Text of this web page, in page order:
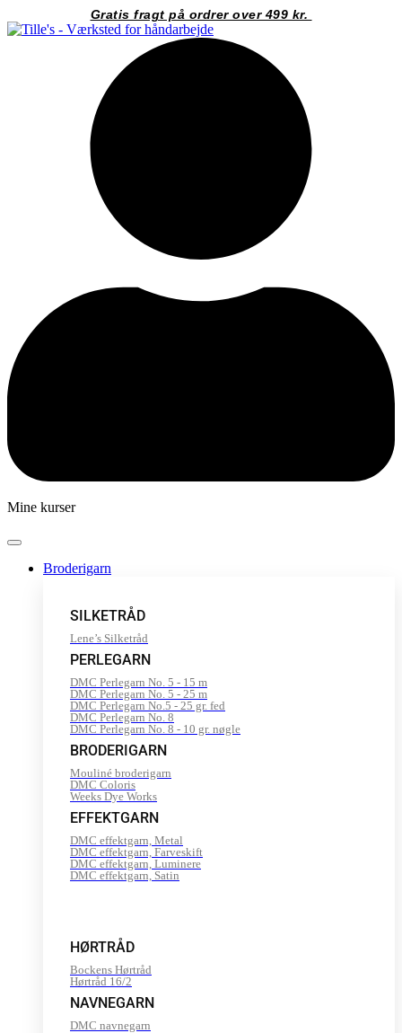
til
Gratis fragt på ordrer over 499 kr.
Mine kurser
Broderigarn
SILKETRÅD
Lene’s Silketråd
PERLEGARN
DMC Perlegarn No. 5 - 15 m
DMC Perlegarn No. 5 - 25 m
DMC Perlegarn No.5 - 25 gr. fed
DMC Perlegarn No. 8
DMC Perlegarn No. 8 - 10 gr. nøgle
BRODERIGARN
Mouliné broderigarn
DMC Coloris
Weeks Dye Works
EFFEKTGARN
DMC effektgarn, Metal
DMC effektgarn, Farveskift
DMC effektgarn, Luminere
DMC effektgarn, Satin
HØRTRÅD
Bockens Hørtråd
Hørtråd 16/2
NAVNEGARN
DMC navnegarn